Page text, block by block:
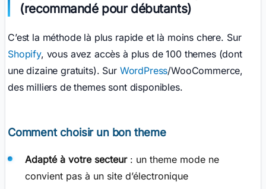
(recommandé pour débutants)
C’est la méthode là plus rapide et là moins chere. Sur
Shopify, vous avez accès à plus de 100 themes (dont
une dizaine gratuits). Sur WordPress/WooCommerce,
des milliers de themes sont disponibles.
Comment choisir un bon theme
Adapté à votre secteur: un theme mode ne
convient pas à un site d’électronique